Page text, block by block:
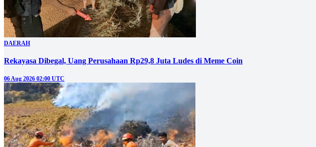
DAERAH
Rekayasa Dibegal, Uang Perusahaan Rp29,8 Juta Ludes di Meme Coin
06 Aug 2026 02:00 UTC